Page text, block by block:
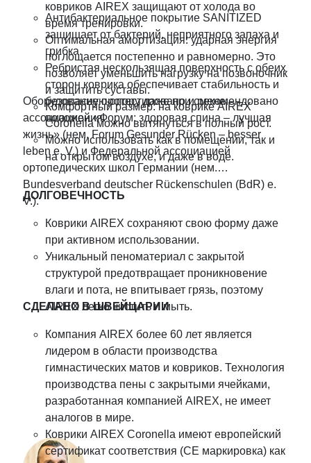
ковриков AIREX защищают от холода во
время тренировки.
Оптимальная амортизация: ударная энергия
поглощается постепенно и равномерно. Это
позволяет уменьшить нагрузку на позвоночник
и защитить суставы.
Комфортный размер: на коврике AIREX
Coronella можно вытянуться в полный рост.
Можно использовать как в помещении, так и
на открытом воздухе, и даже в воде.
Антибактериальное покрытие SANITIZED
защищает от бактерий, неприятного запаха и
грибка.
Ребристая нескользящая поверхность с обеих
сторон коврика обеспечивает стабильность и
безопасную опору даже при смене
положения.
Оборудование протестировано и рекомендовано
ассоциацией «Форум: здоровая спина – лучшая
жизнь» (нем. Forum Gesunder Rücken – besser
leben e. V.) и Федеральной ассоциацией
ортопедических школ Германии (нем.
Bundesverband deutscher Rückenschulen (BdR) e.
V.).
ДОЛГОВЕЧНОСТЬ
Коврики AIREX сохраняют свою форму даже
при активном использовании.
Уникальный пеноматериал с закрытой
структурой предотвращает проникновение
влаги и пота, не впитывает грязь, поэтому
AIREX легко чистить и мыть.
СДЕЛАНО В ШВЕЙЦАРИИ
Компания AIREX более 60 лет является
лидером в области производства
гимнастических матов и ковриков. Технология
производства пены с закрытыми ячейками,
разработанная компанией AIREX, не имеет
аналогов в мире.
Коврики AIREX Coronella имеют европейский
сертификат соответствия (CE маркировка) как